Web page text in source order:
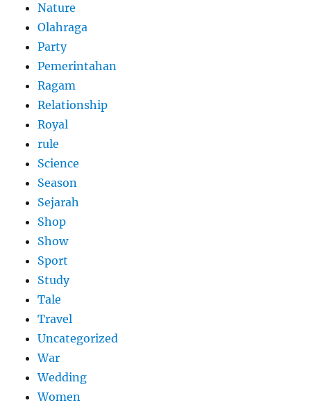
Nature
Olahraga
Party
Pemerintahan
Ragam
Relationship
Royal
rule
Science
Season
Sejarah
Shop
Show
Sport
Study
Tale
Travel
Uncategorized
War
Wedding
Women